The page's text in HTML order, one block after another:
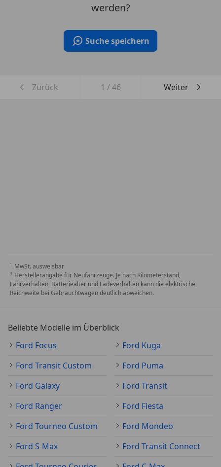
werden?
Suche speichern
Zurück 1 /46 Weiter
MwSt. ausweisbar
Herstellerangabe für Neufahrzeuge. Je nach Kilometerstand,
Fahrverhalten, Batteriealter und Ladeverhalten kann die elektrische
Reichweite bei Gebrauchtwagen deutlich abweichen.
Beliebte Modelle im Überblick
Ford Focus
Ford Kuga
Ford Transit Custom
Ford Puma
Ford Galaxy
Ford Transit
Ford Ranger
Ford Fiesta
Ford Tourneo Custom
Ford Mondeo
Ford S-Max
Ford Transit Connect